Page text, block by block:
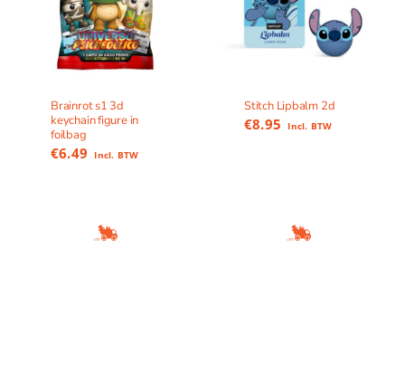
Brainrot s1 3d
keychain figure in
foilbag
€6.49 Incl. BTW
Stitch Lipbalm 2d
€8.95 Incl. BTW